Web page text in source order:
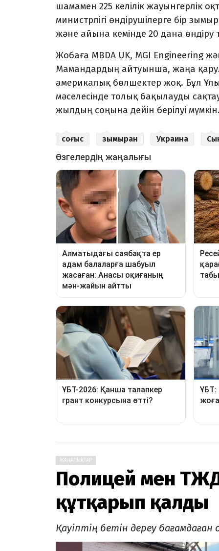
шамамен 225 келілік жауынгерлік
министрлігі өндірушілерге бір
және айына кемінде 20 дана өндіру
Жобаға MBDA UK, MGI Engineering
Мамандардың айтуынша, жаңа
америкалық бөлшектер жоқ. Бұл
мәселесінде толық бақылауды
жылдың соңына дейін берілуі
соғыс зымыран Украина
ЖАҢАЛЫҚТАР
Полицей мен
құтқарып қалды
Қауіптің бетін дереу